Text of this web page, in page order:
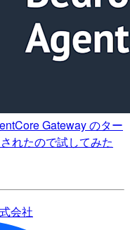
Gateway のター
れたので試してみた
会社